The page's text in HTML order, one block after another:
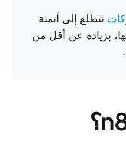
تتطلع إلى أتمتة
بزيادة عن أقل من